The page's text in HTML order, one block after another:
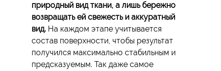
природный вид ткани, а лишь бережно
возвращать ей свежесть и аккуратный
вид. На каждом этапе учитывается
состав поверхности, чтобы результат
получился максимально стабильным и
предсказуемым. Так даже самое